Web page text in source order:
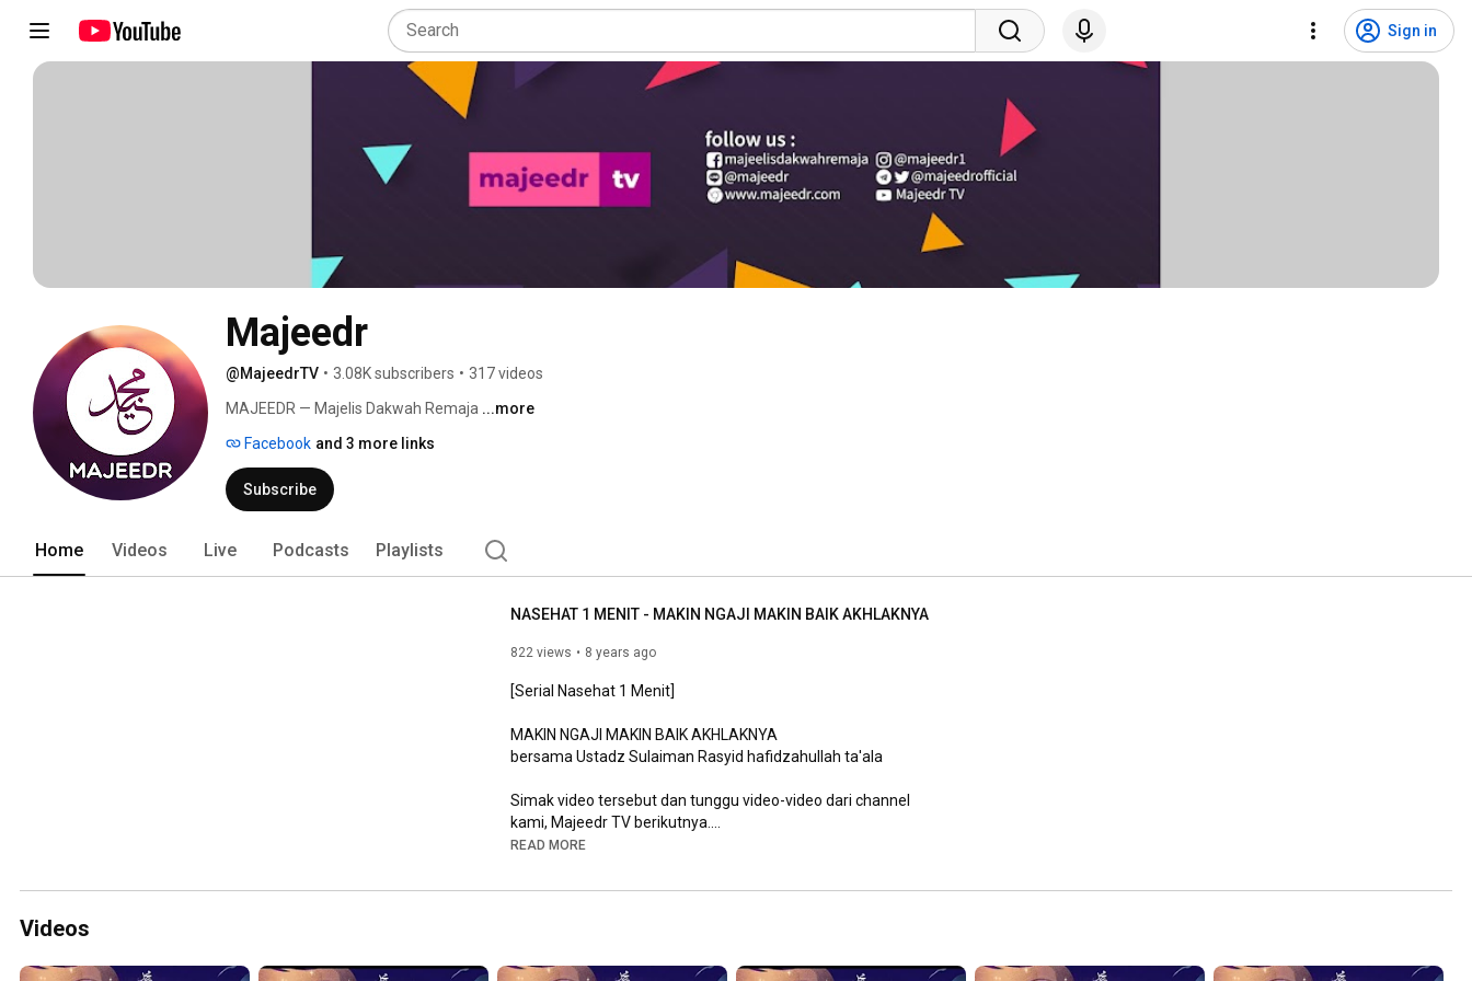
Sign in
Majeedr
@MajeedrTV • 3.08K subscribers • 317 videos
MAJEEDR — Majelis Dakwah Remaja ...more
Facebook and 3 more links
Subscribe
Home Videos Live Podcasts Playlists
NASEHAT 1 MENIT - MAKIN NGAJI MAKIN BAIK AKHLAKNYA
822 views 8 years ago
[Serial Nasehat 1 Menit]
MAKIN NGAJI MAKIN BAIK AKHLAKNYA
bersama Ustadz Sulaiman Rasyid hafidzahullah ta'ala
Simak video tersebut dan tunggu video-video dari channel
kami, Majeedr TV berikutnya.
.
harta dapat mendonasikannya melalui rekening Majeedr
READ MORE
Videos